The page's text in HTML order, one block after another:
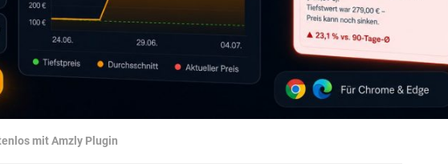
mit Amzly Plugin